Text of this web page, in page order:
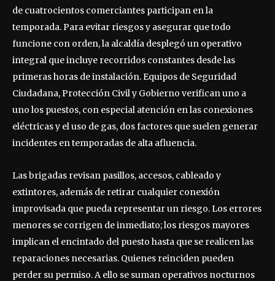
de cuatrocientos comerciantes participan en la
temporada. Para evitar riesgos y asegurar que todo
funcione con orden, la alcaldía desplegó un operativo
integral que incluye recorridos constantes desde las
primeras horas de instalación. Equipos de Seguridad
Ciudadana, Protección Civil y Gobierno verifican uno a
uno los puestos, con especial atención en las conexiones
eléctricas y el uso de gas, dos factores que suelen generar
incidentes en temporadas de alta afluencia.
Las brigadas revisan pasillos, accesos, cableado y
extintores, además de retirar cualquier conexión
improvisada que pueda representar un riesgo. Los errores
menores se corrigen de inmediato; los riesgos mayores
implican el encintado del puesto hasta que se realicen las
reparaciones necesarias. Quienes reinciden pueden
perder su permiso. A ello se suman operativos nocturnos